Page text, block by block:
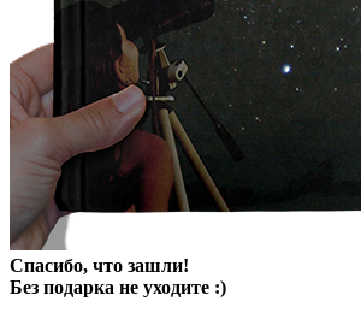
Спасибо, что зашли!
Без подарка не уходите :)